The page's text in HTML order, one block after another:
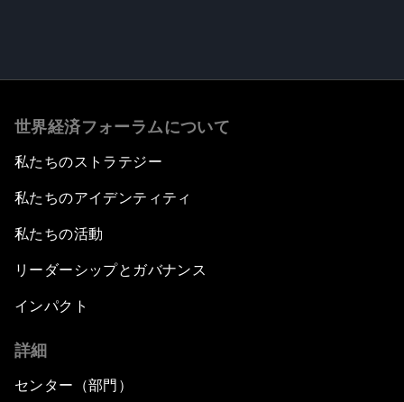
世界経済フォーラムについて
私たちのストラテジー
私たちのアイデンティティ
私たちの活動
リーダーシップとガバナンス
インパクト
詳細
センター（部門）